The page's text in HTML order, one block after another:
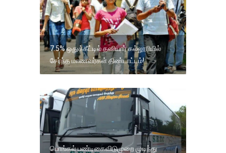
7.5% ஒதுக்கீட்டில் தனியார் கல்லூரியில்
சேர்ந்த மாணவர்கள் திண்டாட்டம்!
பொங்கல் பண்டிகைவிடுமுறை முடிந்து